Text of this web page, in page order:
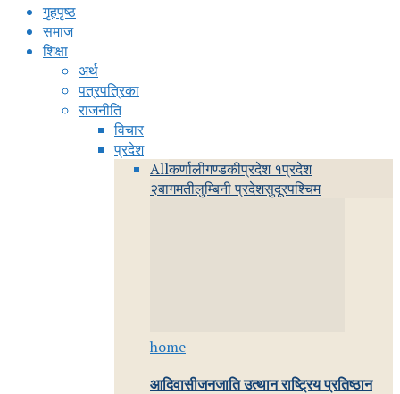
गृहपृष्ठ
समाज
शिक्षा
अर्थ
पत्रपत्रिका
राजनीति
विचार
प्रदेश
Allकर्णालीगण्डकीप्रदेश १प्रदेश
२बागमतीलुम्बिनी प्रदेशसुदूरपश्चिम
home
आदिवासीजनजाति उत्थान राष्ट्रिय प्रतिष्ठान